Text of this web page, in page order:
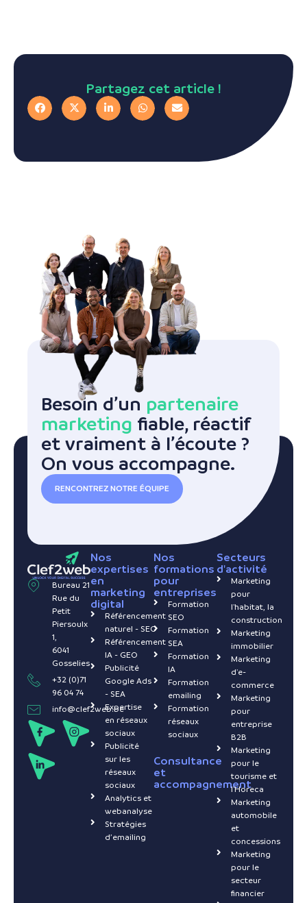
Partagez cet article !
Besoin d’un partenaire
marketing fiable, réactif
et vraiment à l’écoute ?
On vous accompagne.
RENCONTREZ NOTRE ÉQUIPE
Bureau 21
Rue du
Petit
Piersoulx
1,
6041
Gosselies
+32 (0)71
96 04 74
info@clef2web.be
Nos
expertises
en
marketing
digital
Référencement
naturel - SEO
Référencement
IA - GEO
Publicité
Google Ads
- SEA
Expertise
en réseaux
sociaux
Publicité
sur les
réseaux
sociaux
Analytics et
webanalyse
Stratégies
d’emailing
Nos
formations
pour
entreprises
Formation
SEO
Formation
SEA
Formation
IA
Formation
emailing
Formation
réseaux
sociaux
Consultance
et
accompagnement
Secteurs
d'activité
Marketing
pour
l'habitat, la
construction
Marketing
immobilier
Marketing
d'e-
commerce
Marketing
pour
entreprise
B2B
Marketing
pour le
tourisme et
l'Horeca
Marketing
automobile
et
concessions
Marketing
pour le
secteur
financier